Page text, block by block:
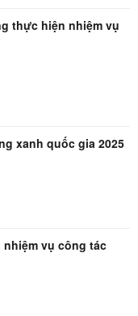
thực hiện nhiệm vụ
xanh quốc gia 2025
vụ công tác